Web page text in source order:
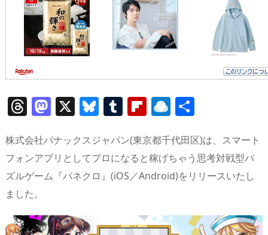
T
re
a
d
s
M
st
o
d
n
X Bl
e
sk
y
T
m
bl
r
Fl
b
o
ar
R
n
d
ro
io
株式会社パナックスジャパン(東京都千代田区)は、スマート
フォンアプリとしてプロになると稼げちゃう思考対戦型パ
ズルゲーム『パネクロ』(iOS／Android)をリリースいたし
ました。